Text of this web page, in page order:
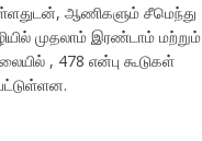
ஆணிகளும் சீமெந்து
முதலாம் இரண்டாம் மற்றும்
, 478 என்பு கூடுகள்